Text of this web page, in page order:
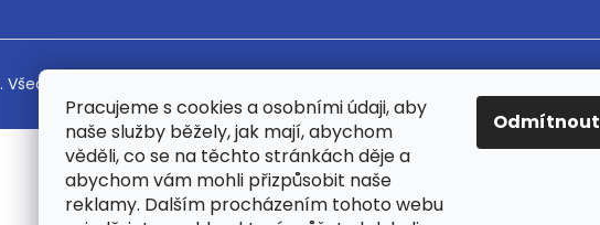
Pracujeme s cookies a osobními údaji, aby
naše služby běžely, jak mají, abychom
věděli, co se na těchto stránkách děje a
abychom vám mohli přizpůsobit naše
reklamy. Dalším procházením tohoto webu
Odmítnout
. Všechna práva vyhrazena.